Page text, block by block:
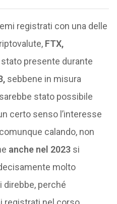
registrati con una delle
FTX,
stato presente durante
sebbene in misura
stato possibile
certo senso l’interesse
calando, non
anche nel 2023si
molto
direbbe, perché